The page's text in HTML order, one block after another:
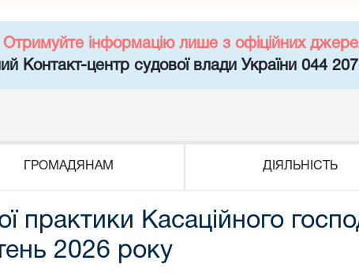
Отримуйте інформацію лише з офіційних
Контакт-центр судової влади України 044
ГРОМАДЯНАМ ДІЯЛЬНІСТЬ
практики Касаційного
2026 року